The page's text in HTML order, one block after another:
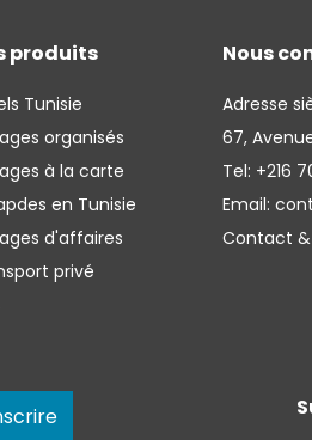
Nous
Adresse
67,
Tel: +216
Email:
Contact
produits
Tunisie
organisés
à la carte
en Tunisie
d'affaires
privé